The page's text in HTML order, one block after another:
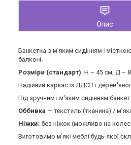
Опис
Банкетка з м'яким сидінням і
балконі.
Розміри (стандарт): H – 45 см, Д –
Надійний каркас із ЛДСП і
Під зручним і м'яким сидінням
Оббивка — текстиль (тканина) /
Ніжки: без ніжок (можливо на
Виготовимо м'які меблі будь-якої